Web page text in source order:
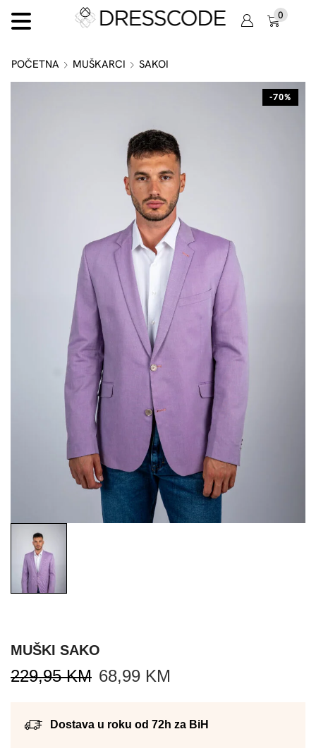
0
POČETNA MUŠKARCI SAKOI
-70%
MUŠKI SAKO
229,95KM 68,99 KM
Dostava u roku od 72h za BiH